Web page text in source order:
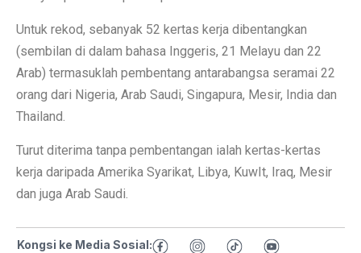
Untuk rekod, sebanyak 52 kertas kerja dibentangkan
(sembilan di dalam bahasa Inggeris, 21 Melayu dan 22
Arab) termasuklah pembentang antarabangsa seramai 22
orang dari Nigeria, Arab Saudi, Singapura, Mesir, India dan
Thailand.
Turut diterima tanpa pembentangan ialah kertas-kertas
kerja daripada Amerika Syarikat, Libya, KuwIt, Iraq, Mesir
dan juga Arab Saudi.
Kongsi ke Media Sosial: